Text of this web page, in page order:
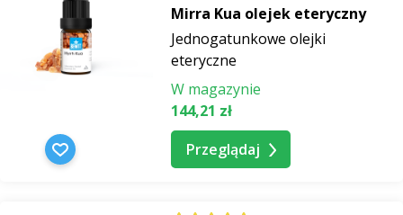
Mirra Kua olejek eteryczny
Jednogatunkowe olejki
eteryczne
W magazynie
144,21 zł
Przeglądaj